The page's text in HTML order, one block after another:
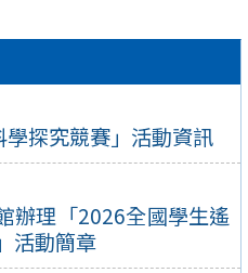
探究競賽」活動資訊
辦理「2026全國學生遙
活動簡章